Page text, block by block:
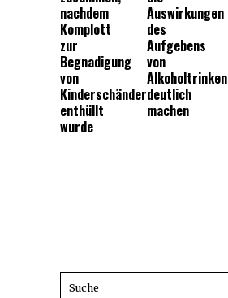
nachdem
Komplott
zur
Begnadigung
von
Kinderschänder
enthüllt
wurde
Auswirkungen
des
Aufgebens
von
Alkoholtrinken
deutlich
machen